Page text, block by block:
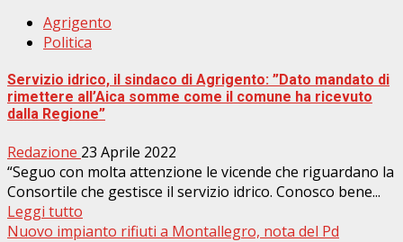
Agrigento
Politica
Servizio idrico, il sindaco di Agrigento: ”Dato mandato di
rimettere all’Aica somme come il comune ha ricevuto
dalla Regione”
Redazione 23 Aprile 2022
“Seguo con molta attenzione le vicende che riguardano la
Consortile che gestisce il servizio idrico. Conosco bene...
Leggi tutto
Nuovo impianto rifiuti a Montallegro, nota del Pd